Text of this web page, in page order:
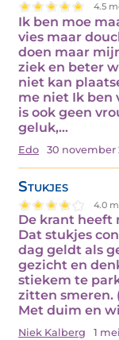
4.5
Ik ben moe
vies maar
doen maar
ziek en beter
niet kan
me niet Ik ben
is ook geen
geluk,…
Edo 30 november
Stukjes
4.0
De krant heeft
Dat stukjes
dag geldt als
gezicht en
stiekem te
zitten smeren.
Met duim en
Niek Kalberg 1